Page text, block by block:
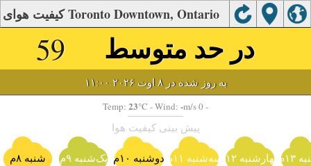
کیفیت هوای Toronto Downtown, Ontario
59 در حد متوسط
به روز شده در ۸ اوت ۲۰۲۶ ۱۱:۰۰
Temp: 23°C - Wind: -m/s 0 -
پیش بینی کیفیت هوا
شنبه ۸م یک‌شنبه ۹م دوشنبه ۱۰م سه‌شنبه ۱۱م چهارشنبه ۱۲م ۱۳م